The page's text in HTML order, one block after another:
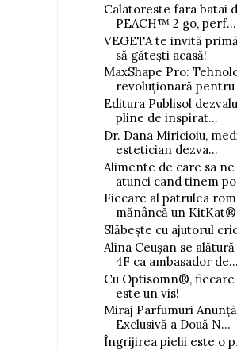
Calatoreste fara batai
PEACH™ 2 go, perf...
VEGETA te invită
să gătești acasă!
MaxShape Pro:
revoluționară pentru
Editura Publisol
pline de inspirat...
Dr. Dana Miricioiu,
estetician dezva...
Alimente de care sa
atunci cand tinem
Fiecare al patrulea
mănâncă un KitKat®
Slăbește cu ajutorul
Alina Ceușan se
4F ca ambasador de...
Cu Optisomn®,
este un vis!
Miraj Parfumuri
Exclusivă a Două N...
Îngrijirea pielii este o